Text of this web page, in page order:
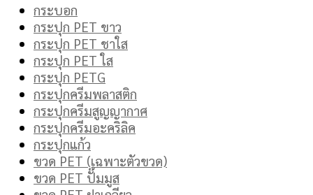
กระบอก
กระปุก PET ขาว
กระปุก PET ชาใส
กระปุก PET ใส
กระปุก PETG
กระปุกครีมพลาสติก
กระปุกครีมสูญญากาศ
กระปุกครีมอะคริลิค
กระปุกแก้ว
ขวด PET (เฉพาะตัวขวด)
ขวด PET ปั๊มมูส